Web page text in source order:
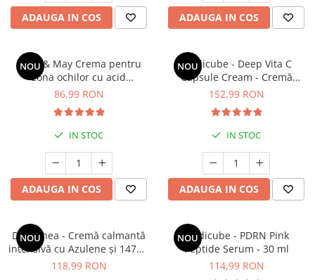
Alergii
Măști pentru față
Creme pentru ochi
Balsam buze
Îngrijirea Corpului
Creme de corp
Uleiuri de corp
Geluri de duș
Scruburi
Protecție Solară
Creme SPF față
Creme SPF corp
Fier
Garcinia
Ghimbir
Ginkgo biloba
Glucozamina
L-Arginina
L-Carnitina
Lecitina
Maca
Magneziu
ADAUGA IN COS ADAUGA IN COS
NOU
Mary & May Crema pentru
zona ochilor cu acid
tranexamic si glutationa 30 g
86,99 RON
IN STOC
ADAUGA IN COS
NOU
Medicube - Deep Vita C
Capsule Cream - Cremă
facială iluminatoare și
152,99 RON
IN STOC
ADAUGA IN COS
NOU
Dr. Althea - Cremă calmantă
intensivă cu Azulene și 147HA
- 50 ml
118,99 RON
NOU
Medicube - PDRN Pink
Peptide Serum - 30 ml
114,99 RON